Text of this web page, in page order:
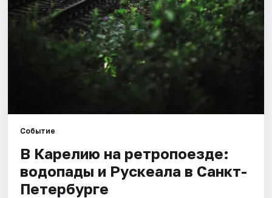
Рейтинги
Событие
В Карелию на ретропоезде:
водопады и Рускеала в Санкт-
Петербурге